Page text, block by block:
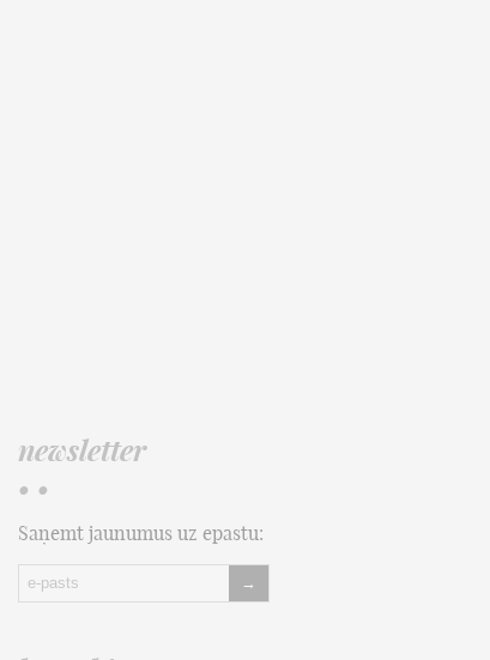
newsletter
• •
Saņemt jaunumus uz epastu:
→